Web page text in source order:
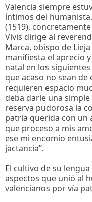
Valencia siempre
íntimos del
(1519),
Vivis dirige al
Marca, obispo de
manifiesta el aprecio
natal en los
que acaso no sean
requieren espacio
deba darle una
reserva pudorosa la
patria querida con un
que proceso a mis
ese mi encomio
jactancia”.
El cultivo de su
aspectos que unió al
valencianos por vía